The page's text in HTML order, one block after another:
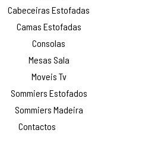
Cabeceiras Estofadas
Camas Estofadas
Consolas
Mesas Sala
Moveis Tv
Sommiers Estofados
Sommiers Madeira
Contactos